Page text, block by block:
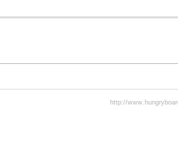
http://